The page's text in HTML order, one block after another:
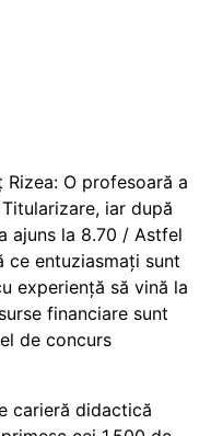
O profesoară a
iar după
ajuns la 8.70 / Astfel
ce entuziasmați sunt
experiență să vină la
financiare sunt
de concurs
carieră didactică